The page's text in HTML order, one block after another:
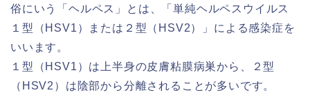
俗にいう「ヘルペス」とは、「単純ヘルペスウイルス
１型（HSV1）または２型（HSV2）」による感染症を
いいます。
１型（HSV1）は上半身の皮膚粘膜病巣から、２型
（HSV2）は陰部から分離されることが多いです。